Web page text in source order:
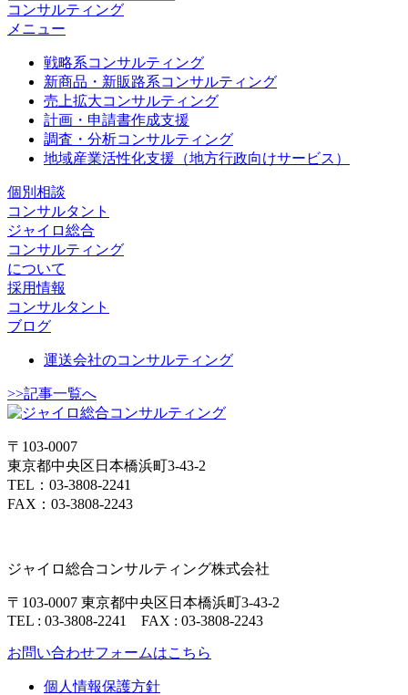
コンサルティング
メニュー
戦略系コンサルティング
新商品・新販路系コンサルティング
売上拡大コンサルティング
計画・申請書作成支援
調査・分析コンサルティング
地域産業活性化支援（地方行政向けサービス）
個別相談
コンサルタント
ジャイロ総合
コンサルティング
について
採用情報
コンサルタント
ブログ
運送会社のコンサルティング
>>記事一覧へ
〒103-0007
東京都中央区日本橋浜町3-43-2
TEL：03-3808-2241
FAX：03-3808-2243
ジャイロ総合コンサルティング株式会社
〒103-0007 東京都中央区日本橋浜町3-43-2
TEL : 03-3808-2241 FAX : 03-3808-2243
お問い合わせフォームはこちら
個人情報保護方針